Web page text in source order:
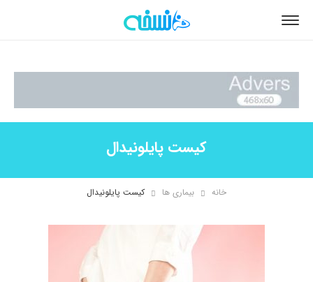
کیست پایلونیدال
خانه بیماری ها کیست پایلونیدال